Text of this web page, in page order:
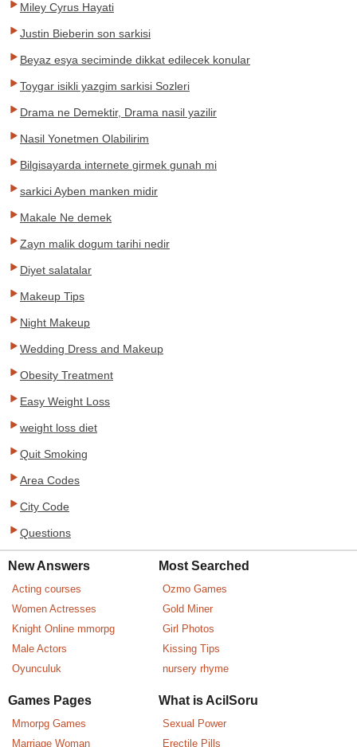
Miley Cyrus Hayati
Justin Bieberin son sarkisi
Beyaz esya seciminde dikkat edilecek konular
Toygar isikli yazgim sarkisi Sozleri
Drama ne Demektir, Drama nasil yazilir
Nasil Yonetmen Olabilirim
Bilgisayarda internete girmek gunah mi
sarkici Ayben manken midir
Makale Ne demek
Zayn malik dogum tarihi nedir
Diyet salatalar
Makeup Tips
Night Makeup
Wedding Dress and Makeup
Obesity Treatment
Easy Weight Loss
weight loss diet
Quit Smoking
Area Codes
City Code
Questions
New Answers
Acting courses
Women Actresses
Knight Online mmorpg
Male Actors
Oyunculuk
Most Searched
Ozmo Games
Gold Miner
Girl Photos
Kissing Tips
nursery rhyme
Games Pages
Mmorpg Games
Marriage Woman
What is AcilSoru
Sexual Power
Erectile Pills